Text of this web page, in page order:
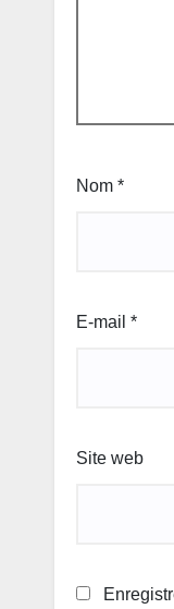
Nom *
E-mail *
Site web